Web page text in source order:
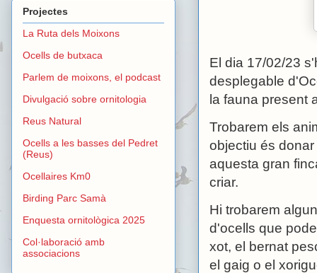
El dia 17/02/23
desplegable
la fauna present
Trobarem els
objectiu és
aquesta gran
criar.
Hi trobarem
d'ocells que
xot, el bernat
el gaig o el
Projectes
La Ruta dels Moixons
Ocells de butxaca
Parlem de moixons, el podcast
Divulgació sobre ornitologia
Reus Natural
Ocells a les basses del Pedret
(Reus)
Ocellaires Km0
Birding Parc Samà
Enquesta ornitològica 2025
Col·laboració amb
associacions